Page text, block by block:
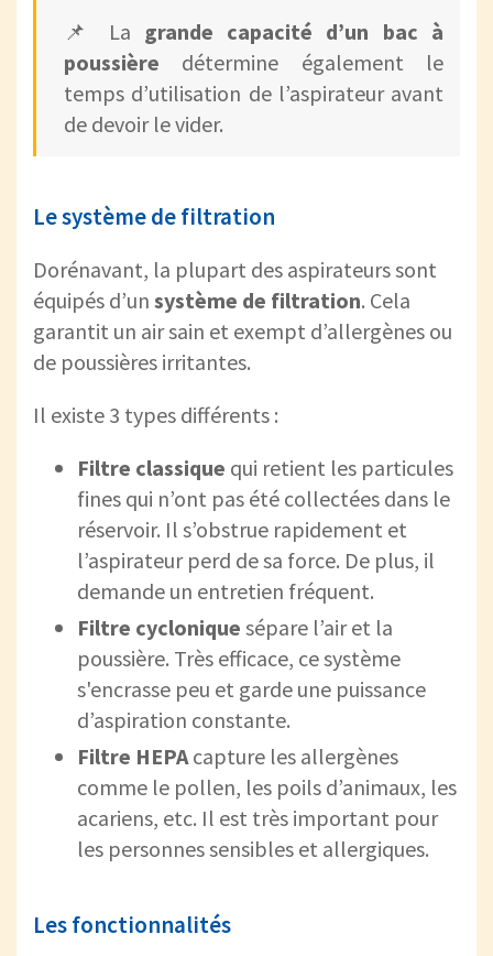
📌 La grande capacité d’un bac à
poussière détermine également le
temps d’utilisation de l’aspirateur avant
de devoir le vider.
Le système de filtration
Dorénavant, la plupart des aspirateurs sont
équipés d’un système de filtration. Cela
garantit un air sain et exempt d’allergènes ou
de poussières irritantes.
Il existe 3 types différents :
Filtre classique qui retient les particules
fines qui n’ont pas été collectées dans le
réservoir. Il s’obstrue rapidement et
l’aspirateur perd de sa force. De plus, il
demande un entretien fréquent.
Filtre cyclonique sépare l’air et la
poussière. Très efficace, ce système
s'encrasse peu et garde une puissance
d’aspiration constante.
Filtre HEPA capture les allergènes
comme le pollen, les poils d’animaux, les
acariens, etc. Il est très important pour
les personnes sensibles et allergiques.
Les fonctionnalités